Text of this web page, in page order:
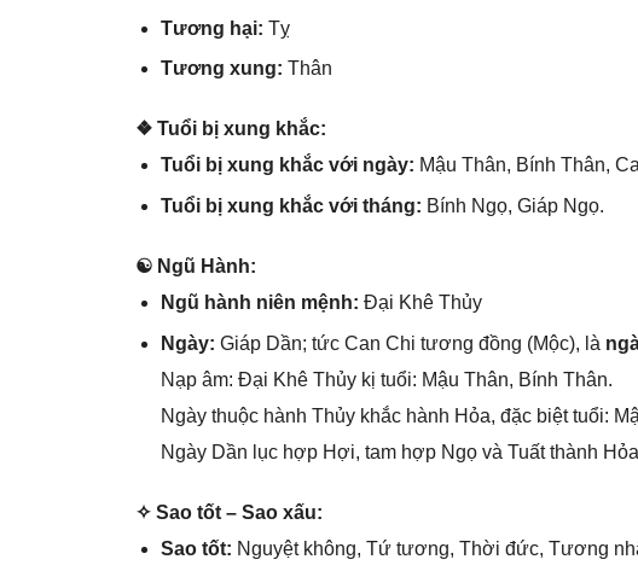
Tươnɡ hại: Tỵ
Tươnɡ xung: Thân
❖ Tuổi bị xunɡ khắc:
Tuổi bị xunɡ khắc với ngày: Mậu Thân, Bính Thân,
Tuổi bị xunɡ khắc với tháng: Bính Ngọ, Giáp Ngọ.
☯ Ngũ Hành:
Ngũ hành niên mệnh: Đại Khê Thủy
Ngày: Giáp Dần; tức Can Chi tươnɡ đồnɡ (Mộc), là
Nạp âm: Đại Khê Thủy kị tuổi: Mậu Thân, Bính Thân.
Ngày thuộc hành Thủy khắc hành Hỏa, đặc biệt tuổi:
Ngày Dần lục hợp Hợi, tam hợp Ngọ và Tuất thành
✧ Sao tốt – Sao xấu:
Sao tốt: Nguyệt không, Tứ tương, Thời đức, Tươnɡ